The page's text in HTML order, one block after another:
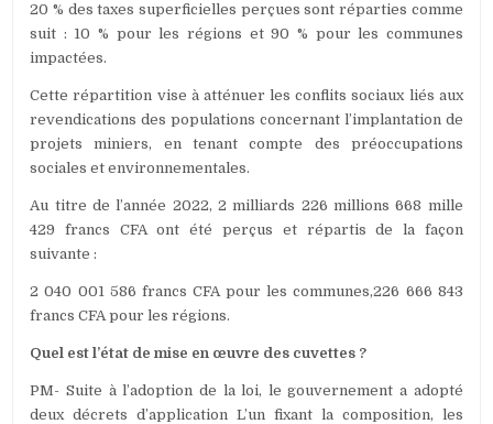
20 % des taxes superficielles perçues sont réparties comme
suit : 10 % pour les régions et 90 % pour les communes
impactées.
Cette répartition vise à atténuer les conflits sociaux liés aux
revendications des populations concernant l’implantation de
projets miniers, en tenant compte des préoccupations
sociales et environnementales.
Au titre de l’année 2022, 2 milliards 226 millions 668 mille
429 francs CFA ont été perçus et répartis de la façon
suivante :
2 040 001 586 francs CFA pour les communes,226 666 843
francs CFA pour les régions.
Quel est l’état de mise en œuvre des cuvettes ?
PM- Suite à l’adoption de la loi, le gouvernement a adopté
deux décrets d’application L’un fixant la composition, les